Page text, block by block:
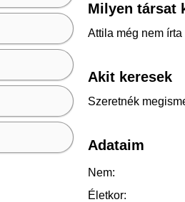
Milyen társat
Attila még nem
Akit keresek
Szeretnék
Adataim
Nem:
Életkor: